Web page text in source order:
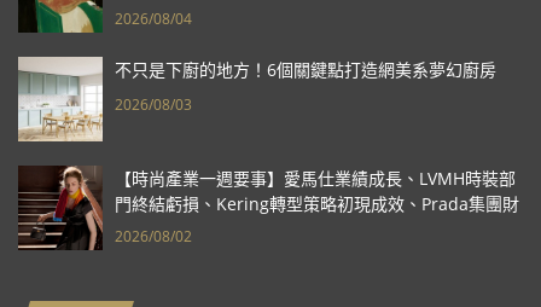
2026/08/04
不只是下廚的地方！6個關鍵點打造網美系夢幻廚房
2026/08/03
【時尚產業一週要事】愛馬仕業績成長、LVMH時裝部
門終結虧損、Kering轉型策略初現成效、Prada集團財
報亮眼
2026/08/02